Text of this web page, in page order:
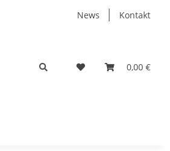
News Kontakt
0,00 €